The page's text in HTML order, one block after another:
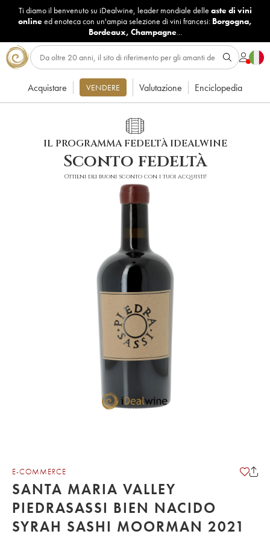
Ti diamo il benvenuto su iDealwine, leader mondiale delle aste di vini
onlineed enoteca con un'ampia selezione di vini francesi: Borgogna,
Bordeaux, Champagne...
Acquistare VENDERE Valutazione Enciclopedia
IL PROGRAMMA FEDELTÀ IDEALWINE
Sconto fedeltà
Ottieni dei buoni sconto con i tuoi acquisti!
E-COMMERCE
SANTA MARIA VALLEY
PIEDRASASSI BIEN NACIDO
SYRAH SASHI MOORMAN 2021